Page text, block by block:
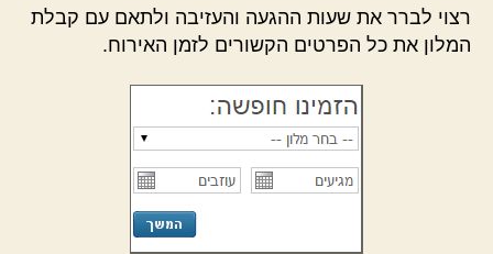
רצוי לברר את שעות ההגעה והעזיבה ולתאם עם קבלת
המלון את כל הפרטים הקשורים לזמן האירוח.